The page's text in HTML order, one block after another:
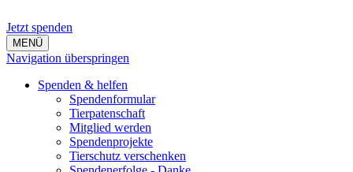
Jetzt spenden
MENÜ
Navigation überspringen
Spenden & helfen
Spendenformular
Tierpatenschaft
Mitglied werden
Spendenprojekte
Tierschutz verschenken